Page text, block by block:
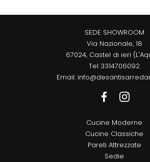
SEDE SHOWROOM
Via Nazionale, 18
67024, Castel di ieri
Tel 3314706092
Email:
Cucine Moderne
Cucine Classiche
Pareti Attrezzate
Sedie